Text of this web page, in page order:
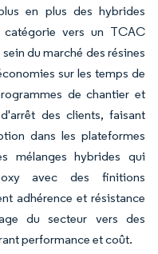
en plus des hybrides
catégorie vers un TCAC
du marché des résines
sur les temps de
de chantier et
des clients, faisant
dans les plateformes
mélanges hybrides qui
avec des finitions
adhérence et résistance
du secteur vers des
performance et coût.